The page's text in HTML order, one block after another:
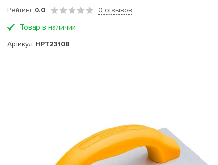
Рейтинг 0.0 0 отзывов
Товар в наличии
Артикул: HPT23108